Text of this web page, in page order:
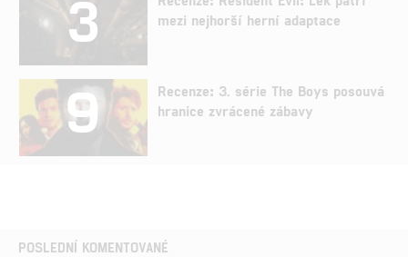
3
mezi nejhorší herní adaptace
9
Recenze: 3. série The Boys posouvá
hranice zvrácené zábavy
POSLEDNÍ KOMENTOVANÉ